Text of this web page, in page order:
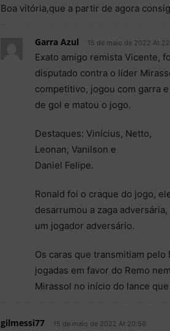
Boa vitória,que a partir de agora
Garra Azul 15 de maio de 2022 At
Exato amigo remista Vicente,
disputado contra o líder
competitivo, jogou com garra
de gol e matou o jogo.
Destaques: Vinícius, Netto,
Leonan, Vanilson e
Daniel Felipe.
Ronald foi o craque do jogo,
desarrumou a zaga
um jogador adversário.
Os caras que transmitiam
jogadas em favor do Remo
Mirassol no início do lance
gilmessi77 15 de maio de 2022 At 20:59